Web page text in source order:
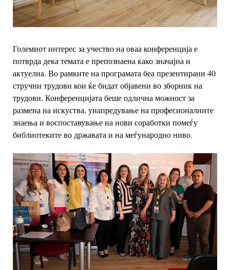
Големиот интерес за учество на оваа конференција е
потврда дека темата е препознаена како значајна и
актуелна. Во рамките на програмата беа презентирани 40
стручни трудови кои ќе бидат објавени во зборник на
трудови. Конференцијата беше одлична можност за
размена на искуства, унапредување на професионалните
знаења и воспоставување на нови соработки помеѓу
библиотеките во државата и на меѓународно ниво.